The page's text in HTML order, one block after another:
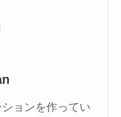
ョンを作ってい